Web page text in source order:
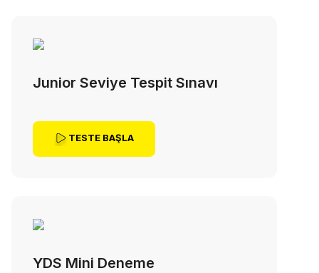
Junior Seviye Tespit Sınavı
TESTE BAŞLA
YDS Mini Deneme